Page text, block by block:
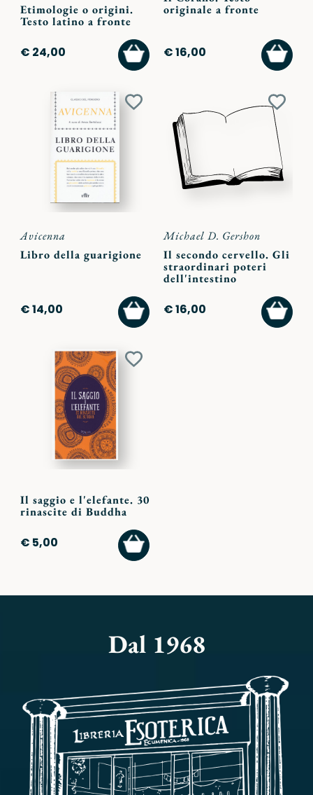
Etimologie o origini.
Testo latino a fronte
€ 24,00
AGGIUNGI
AL
CARRELLO
originale a fronte
€ 16,00
AL
Aggiungi
preferiti
Avicenna
Libro della guarigione
€ 14,00
AGGIUNGI
AL
CARRELLO
ai
Michael D. Gershon
Il secondo cervello. Gli
straordinari poteri
dell'intestino
€ 16,00
AL
Aggiungi
Il saggio e l'elefante. 30
rinascite di Buddha
€ 5,00
AGGIUNGI
AL
CARRELLO
Dal 1968